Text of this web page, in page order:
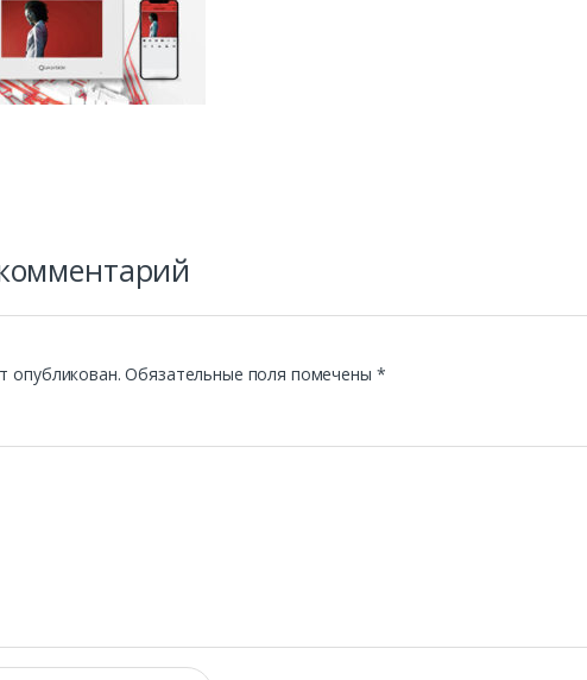
по записям
опубликован. Обязательные поля помечены *